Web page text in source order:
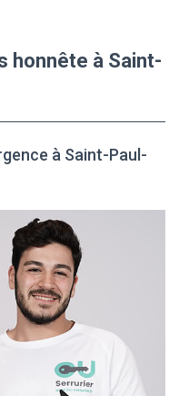
honnête à Saint-
à Saint-Paul-